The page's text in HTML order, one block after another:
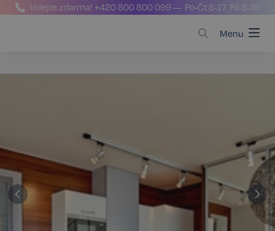
Volejte zdarma!+420 800 800 099 — Po-Čt 8-17, Pá 8-16
Menu